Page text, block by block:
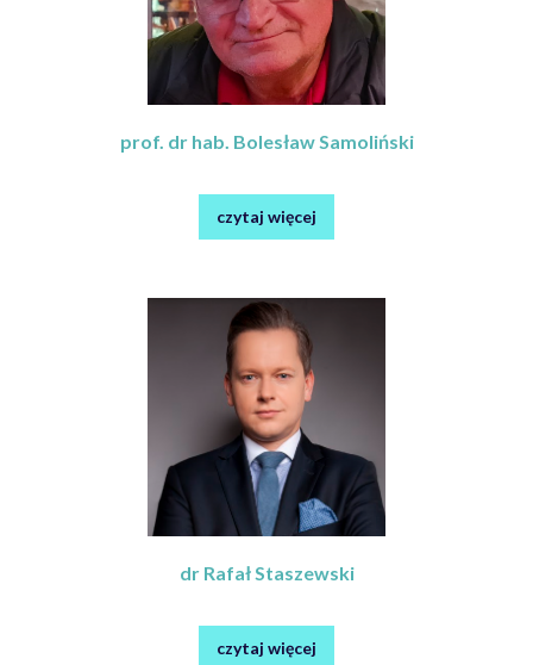
prof. dr hab. Bolesław Samoliński
czytaj więcej
dr Rafał Staszewski
czytaj więcej